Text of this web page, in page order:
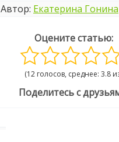
Автор: Екатерина Гонина
Оцените статью:
(12 голосов, среднее: 3.8
Поделитесь с